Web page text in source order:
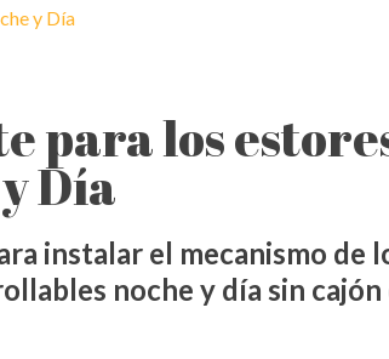
y Día
para los
Día
instalar el mecanismo de
noche y día sin cajón